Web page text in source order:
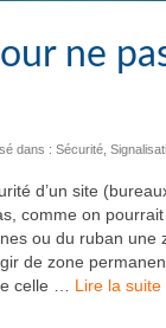
ne
dans : Sécurité
d’un site
comme on pourrait
ou du ruban une
de zone
celle … Lire la suite­­